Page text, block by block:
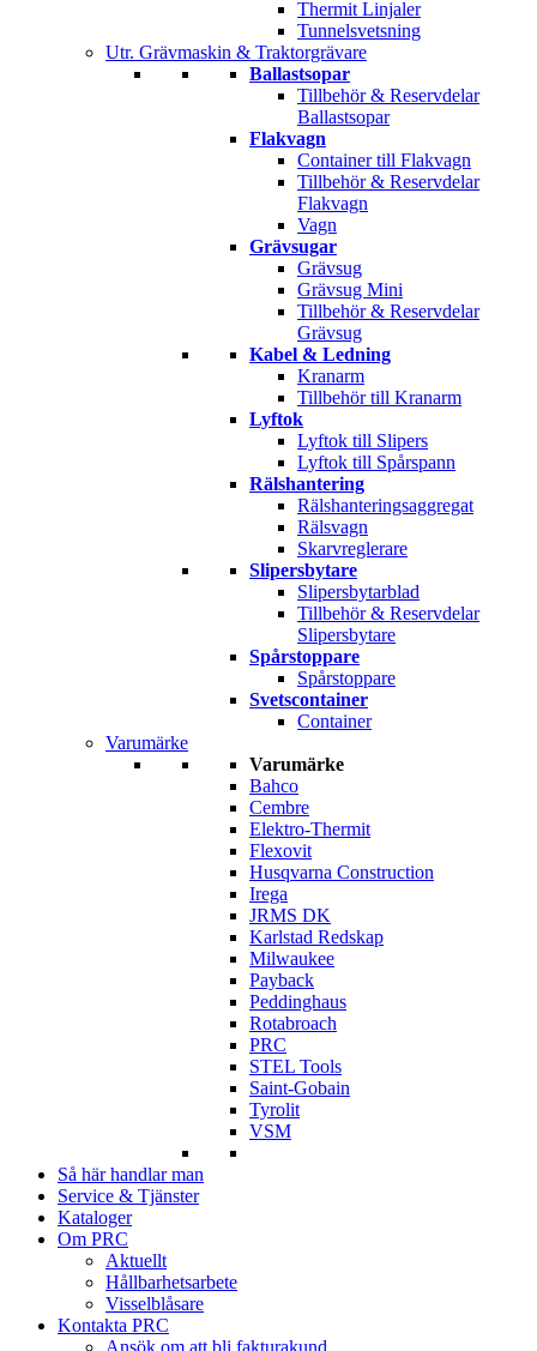
Thermit Linjaler
Tunnelsvetsning
Utr. Grävmaskin & Traktorgrävare
Ballastsopar
Tillbehör & Reservdelar
Ballastsopar
Flakvagn
Container till Flakvagn
Tillbehör & Reservdelar
Flakvagn
Vagn
Grävsugar
Grävsug
Grävsug Mini
Tillbehör & Reservdelar
Grävsug
Kabel & Ledning
Kranarm
Tillbehör till Kranarm
Lyftok
Lyftok till Slipers
Lyftok till Spårspann
Rälshantering
Rälshanteringsaggregat
Rälsvagn
Skarvreglerare
Slipersbytare
Slipersbytarblad
Tillbehör & Reservdelar
Slipersbytare
Spårstoppare
Spårstoppare
Svetscontainer
Container
Varumärke
Varumärke
Bahco
Cembre
Elektro-Thermit
Flexovit
Husqvarna Construction
Irega
JRMS DK
Karlstad Redskap
Milwaukee
Payback
Peddinghaus
Rotabroach
PRC
STEL Tools
Saint-Gobain
Tyrolit
VSM
Så här handlar man
Service & Tjänster
Kataloger
Om PRC
Aktuellt
Hållbarhetsarbete
Visselblåsare
Kontakta PRC
Ansök om att bli fakturakund